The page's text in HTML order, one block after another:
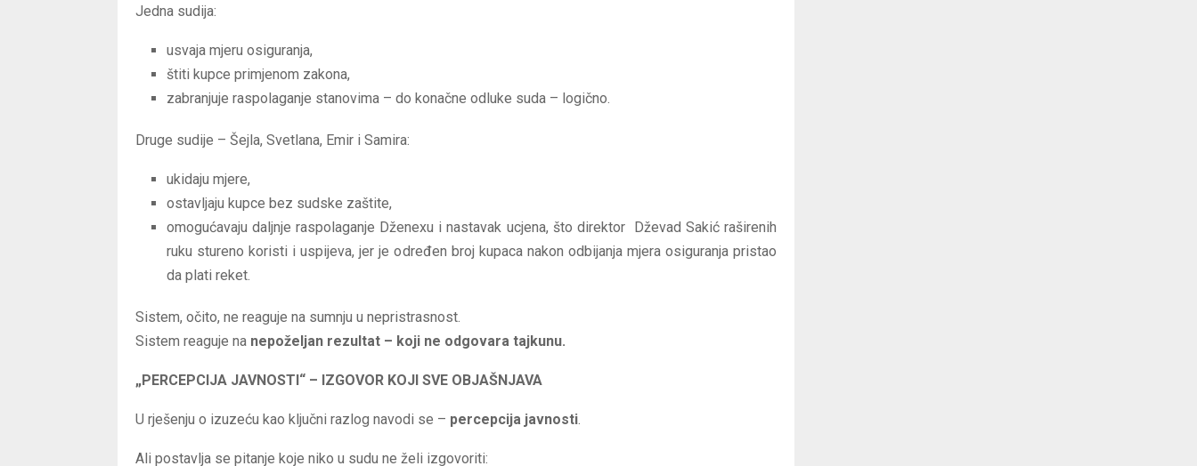
Jedna sudija:
usvaja mjeru osiguranja,
štiti kupce primjenom zakona,
zabranjuje raspolaganje stanovima – do konačne odluke suda – logično.
Druge sudije – Šejla, Svetlana, Emir i Samira:
ukidaju mjere,
ostavljaju kupce bez sudske zaštite,
omogućavaju daljnje raspolaganje Dženexu i nastavak ucjena, što direktor Dževad Sakić raširenih
ruku stureno koristi i uspijeva, jer je određen broj kupaca nakon odbijanja mjera osiguranja pristao
da plati reket.
Sistem, očito, ne reaguje na sumnju u nepristrasnost.
Sistem reaguje na nepoželjan rezultat – koji ne odgovara tajkunu.
„PERCEPCIJA JAVNOSTI“ – IZGOVOR KOJI SVE OBJAŠNJAVA
U rješenju o izuzeću kao ključni razlog navodi se – percepcija javnosti.
Ali postavlja se pitanje koje niko u sudu ne želi izgovoriti: